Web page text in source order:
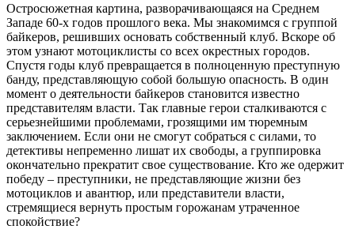
Остросюжетная картина, разворачивающаяся на Среднем
Западе 60-х годов прошлого века. Мы знакомимся с группой
байкеров, решивших основать собственный клуб. Вскоре об
этом узнают мотоциклисты со всех окрестных городов.
Спустя годы клуб превращается в полноценную преступную
банду, представляющую собой большую опасность. В один
момент о деятельности байкеров становится известно
представителям власти. Так главные герои сталкиваются с
серьезнейшими проблемами, грозящими им тюремным
заключением. Если они не смогут собраться с силами, то
детективы непременно лишат их свободы, а группировка
окончательно прекратит свое существование. Кто же одержит
победу – преступники, не представляющие жизни без
мотоциклов и авантюр, или представители власти,
стремящиеся вернуть простым горожанам утраченное
спокойствие?